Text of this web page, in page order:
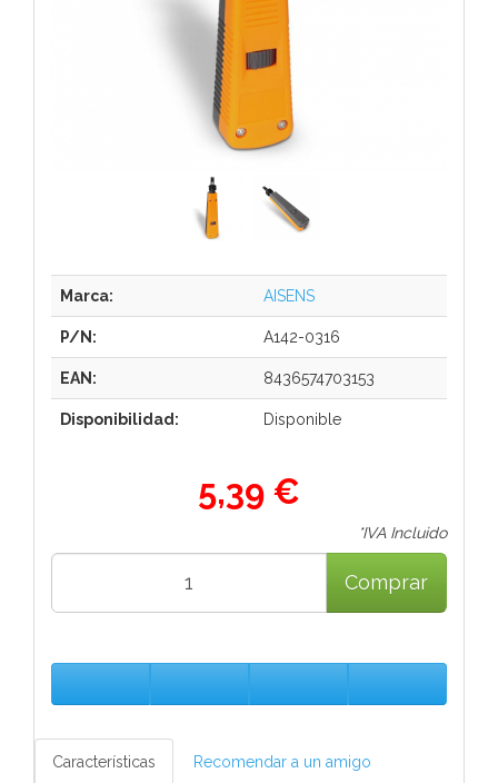
Marca: AISENS
P/N: A142-0316
EAN: 8436574703153
Disponibilidad: Disponible
5,39 €
*IVA Incluido
Comprar
Características Recomendar a un amigo